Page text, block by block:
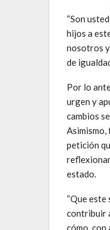
“Son
hijos a
nosotros y
de
Por lo
urgen y
cambios
petición
estado.
“Que este
contribuir
cómo, con